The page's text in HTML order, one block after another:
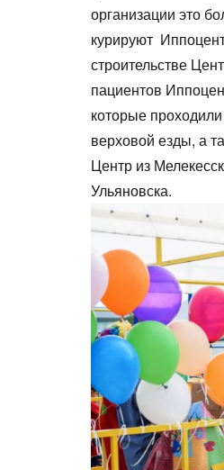
организации это
курируют
строительстве
пациентов
которые
верховой езды, а
Центр из
Ульяновска.